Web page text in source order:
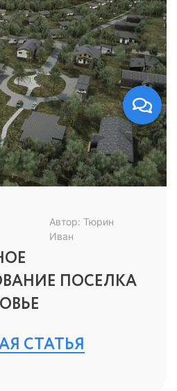
Автор: Тюрин
Иван
ПОСЕЛКА
СТАТЬЯ